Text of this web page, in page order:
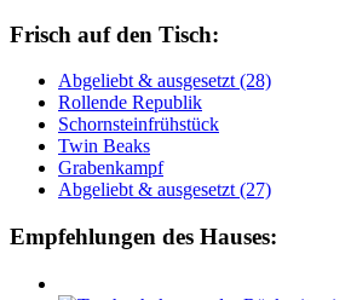
Frisch auf den Tisch:
Ab­ge­liebt & aus­ge­setzt (28)
Rol­len­de Re­pu­blik
Schorn­stein­früh­stück
Twin Beaks
Gra­ben­kampf
Ab­ge­liebt & aus­ge­setzt (27)
Empfehlungen des Hauses: